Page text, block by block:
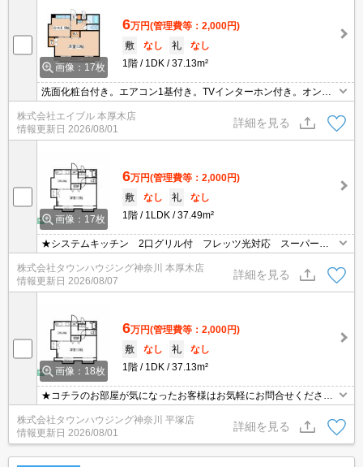
画像：17枚
6万円(管理費等：2,000円)
敷
なし 礼
なし
1階
1DK 37.13m²
洗面化粧台付き。エアコン1基付き。TVインターホン付き。オンラ
金なし。2口ガスコンロ設置可。便利な宅配BOX。
株式会社エイブル 本厚木店
情報更新日 2026/08/01
詳細を見る
画像：17枚
6万円(管理費等：2,000円)
敷
なし 礼
なし
1階
1LDK 37.49m²
★システムキッチン 2口グリル付 フレッツ光対応 スーパーや
株式会社タウンハウジング神奈川 本厚木店
情報更新日 2026/08/07
詳細を見る
画像：18枚
6万円(管理費等：2,000円)
敷
なし 礼
なし
1階
1DK 37.13m²
★コチラのお部屋が気になったお客様はお気軽にお問合せください
ろん、他の物件もまとめてご紹介可能です！
株式会社タウンハウジング神奈川 平塚店
情報更新日 2026/08/01
詳細を見る